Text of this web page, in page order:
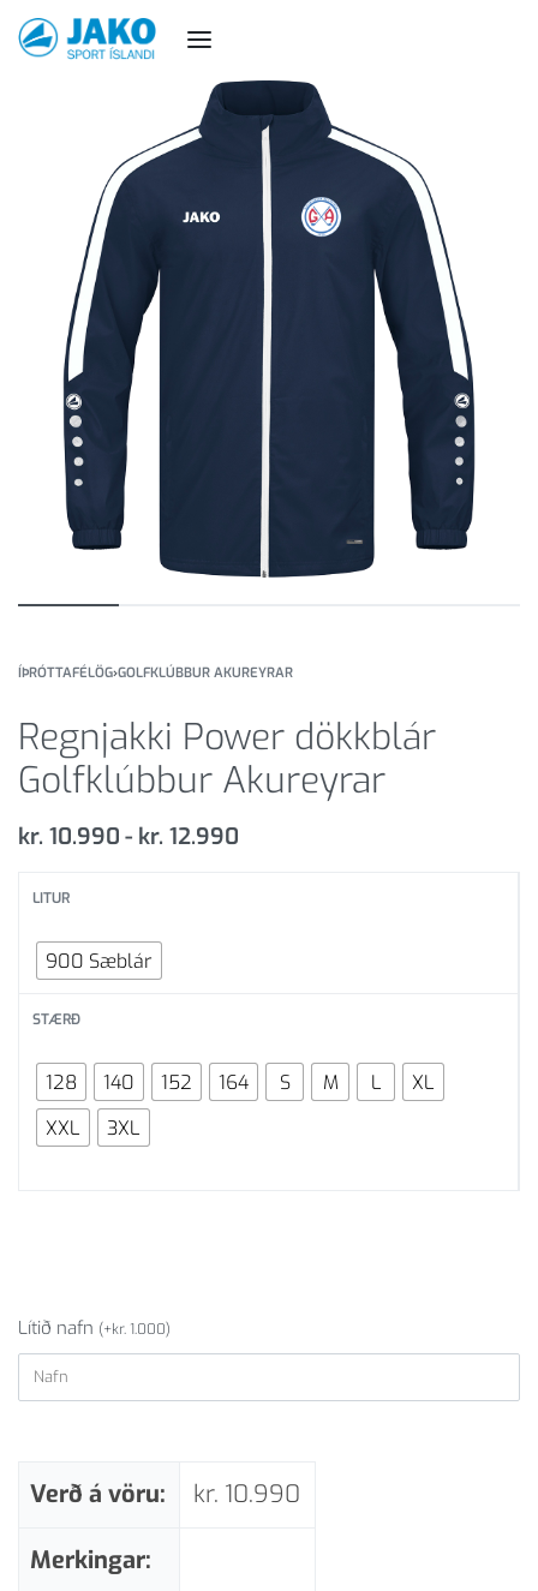
ÍÞRÓTTAFÉLÖG›GOLFKLÚBBUR AKUREYRAR
Regnjakki Power dökkblár
Golfklúbbur Akureyrar
kr. 10.990 kr. 12.990
LITUR
900 Sæblár
STÆRÐ
128 140 152 164 S M L
XL
XXL
3XL
Lítið nafn (+kr.1.000)
Verð á vöru: kr. 10.990
Merkingar: